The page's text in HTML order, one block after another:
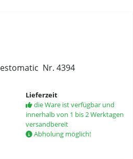
Nr. 4394
Lieferzeit
die Ware ist verfügbar und
innerhalb von 1 bis 2 Werktagen
versandbereit
Abholung möglich!